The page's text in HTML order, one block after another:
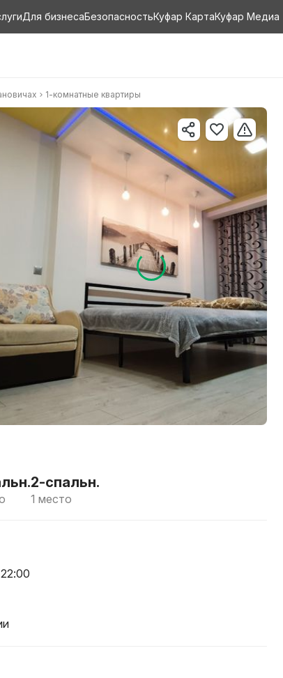
Для бизнесаБезопасностьКуфар КартаКуфар Медиа
1-комнатные квартиры
2-спальн.
1 место